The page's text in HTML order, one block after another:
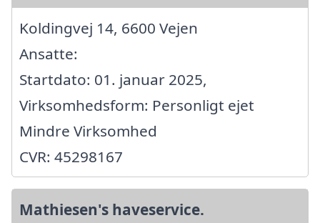
Koldingvej 14, 6600 Vejen
Ansatte:
Startdato: 01. januar 2025,
Virksomhedsform: Personligt ejet
Mindre Virksomhed
CVR: 45298167
Mathiesen's haveservice.